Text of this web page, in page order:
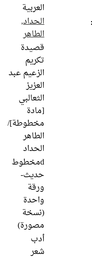
العربية
الحداد,
الطاهر‏
قصيدة
تكريم
الزعيم عبد
العزيز
الثعالبي
[مادة
مخطوطة]/
الطاهر
الحداد
dمخطوط
حديث-
ورقة
واحدة
(نسخة
مصورة)
أدب
شعر